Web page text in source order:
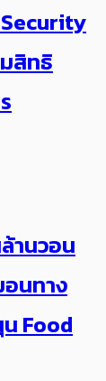
Security
สิทธิ
านวอน
นทาง
Food